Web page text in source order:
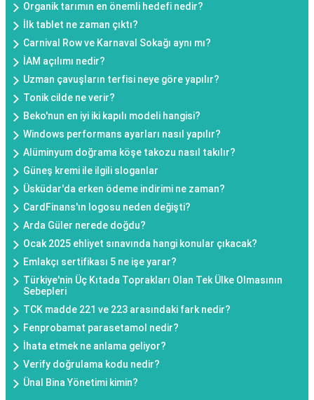
Organik tarımın en önemli hedefi nedir?
İlk tablet ne zaman çıktı?
Carnival Row ve Karnaval Sokağı aynı mı?
İAM açılımı nedir?
Uzman çavuşların terfisi neye göre yapılır?
Tonik cilde ne verir?
Beko'nun en iyi iki kapılı modeli hangisi?
Windows performans ayarları nasıl yapılır?
Alüminyum doğrama köşe takozu nasıl takılır?
Güneş kremi ile ilgili sloganlar
Üsküdar'da erken ödeme indirimi ne zaman?
CardFinans'ın logosu neden değişti?
Arda Güler nerede doğdu?
Ocak 2025 ehliyet sınavında hangi konular çıkacak?
Emlakçı sertifikası 5 ne işe yarar?
Türkiye'nin Üç Kıtada Toprakları Olan Tek Ülke Olmasının
Sebepleri
TCK madde 221 ve 223 arasındaki fark nedir?
Fenprobamat parasetamol nedir?
İhata etmek ne anlama geliyor?
Verify doğrulama kodu nedir?
Ünal Bina Yönetimi kimin?